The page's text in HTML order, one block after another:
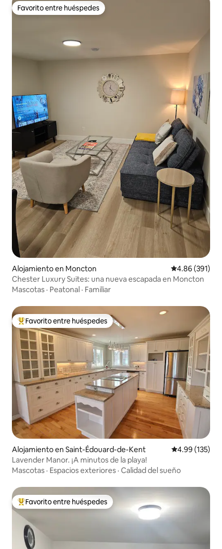
Favorito entre huéspedes
Favorito entre huéspedes
Alojamiento en Moncton Calificación
4.86 (391)
Chester Luxury Suites: una nueva escapada en Moncton
Mascotas · Peatonal · Familiar
Favorito entre huéspedes preferido
Favorito entre huéspedes
Alojamiento en Saint-Édouard-de-Kent Calificación
4.99 (135)
Lavender Manor. ¡A minutos de la playa!
Mascotas · Espacios exteriores · Calidad del sueño
Favorito entre huéspedes preferido
Favorito entre huéspedes